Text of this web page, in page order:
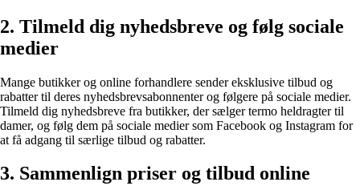
2. Tilmeld dig nyhedsbreve og følg sociale
medier
Mange butikker og online forhandlere sender eksklusive tilbud og
rabatter til deres nyhedsbrevsabonnenter og følgere på sociale medier.
Tilmeld dig nyhedsbreve fra butikker, der sælger termo heldragter til
damer, og følg dem på sociale medier som Facebook og Instagram for
at få adgang til særlige tilbud og rabatter.
3. Sammenlign priser og tilbud online